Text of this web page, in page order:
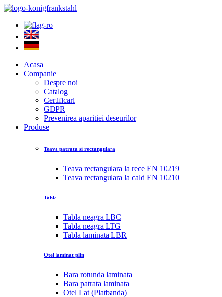
Acasa
Companie
Despre noi
Catalog
Certificari
GDPR
Prevenirea aparitiei deseurilor
Produse
Teava patrata si rectangulara
Teava rectangulara la rece EN 10219
Teava rectangulara la cald EN 10210
Tabla
Tabla neagra LBC
Tabla neagra LTG
Tabla laminata LBR
Otel laminat plin
Bara rotunda laminata
Bara patrata laminata
Otel Lat (Platbanda)